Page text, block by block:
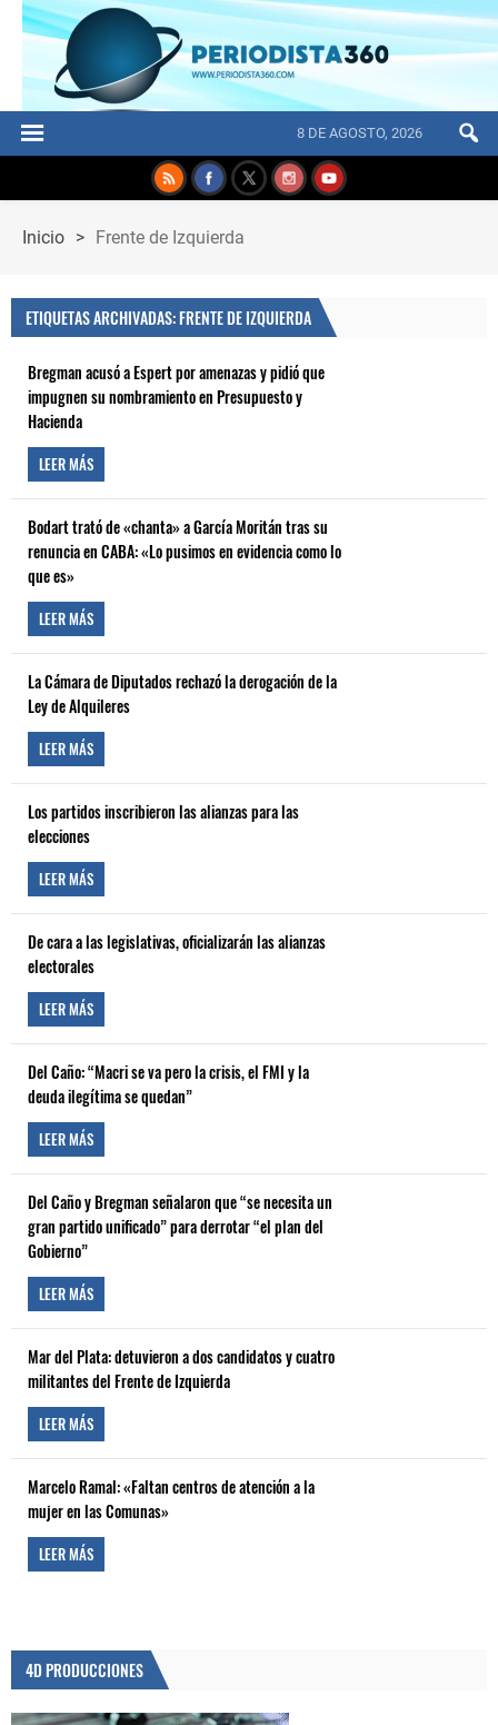
8 DE AGOSTO, 2026
Inicio > Frente de Izquierda
ETIQUETAS ARCHIVADAS: FRENTE DE IZQUIERDA
Bregman acusó a Espert por amenazas y pidió que
impugnen su nombramiento en Presupuesto y
Hacienda
LEER MÁS
Bodart trató de «chanta» a García Moritán tras su
renuncia en CABA: «Lo pusimos en evidencia como lo
que es»
LEER MÁS
La Cámara de Diputados rechazó la derogación de la
Ley de Alquileres
LEER MÁS
Los partidos inscribieron las alianzas para las
elecciones
LEER MÁS
De cara a las legislativas, oficializarán las alianzas
electorales
LEER MÁS
Del Caño: “Macri se va pero la crisis, el FMI y la
deuda ilegítima se quedan”
LEER MÁS
Del Caño y Bregman señalaron que “se necesita un
gran partido unificado” para derrotar “el plan del
Gobierno”
LEER MÁS
Mar del Plata: detuvieron a dos candidatos y cuatro
militantes del Frente de Izquierda
LEER MÁS
Marcelo Ramal: «Faltan centros de atención a la
mujer en las Comunas»
LEER MÁS
4D PRODUCCIONES